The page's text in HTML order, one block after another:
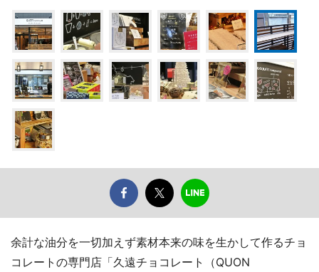
余計な油分を一切加えず素材本来の味を生かして作るチョ
コレートの専門店「久遠チョコレート（QUON